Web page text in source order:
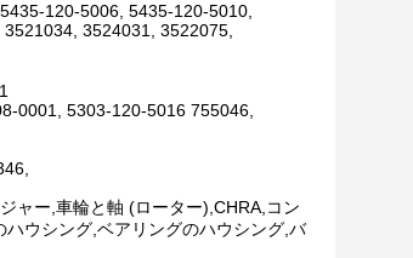
120-5006, 5435-120-5010,
3524031, 3522075,
0001, 5303-120-5016 755046,
ャー,車輪と軸 (ローター),CHRA,コン
ウシング,ベアリングのハウシング,バ